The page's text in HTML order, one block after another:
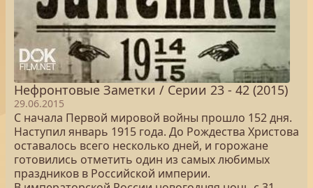
Нефронтовые Заметки / Серии 23 - 42 (2015)
29.06.2015
С начала Первой мировой войны прошло 152 дня.
Наступил январь 1915 года. До Рождества Христова
оставалось всего несколько дней, и горожане
готовились отметить один из самых любимых
праздников в Российской империи.